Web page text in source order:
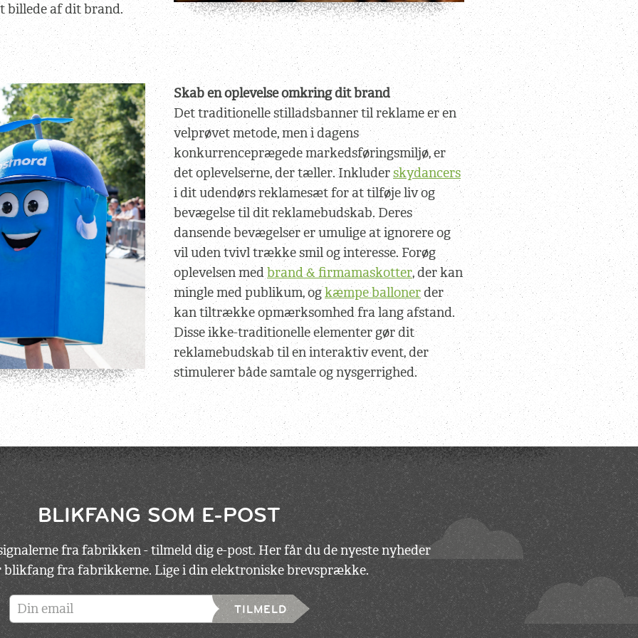
billede af dit brand.
Skab en oplevelse omkring dit brand
Det traditionelle stilladsbanner til reklame er en
velprøvet metode, men i dagens
konkurrenceprægede markedsføringsmiljø, er
det oplevelserne, der tæller. Inkluderskydancers
i dit udendørs reklamesæt for at tilføje liv og
bevægelse til dit reklamebudskab. Deres
dansende bevægelser er umulige at ignorere og
vil uden tvivl trække smil og interesse. Forøg
oplevelsen medbrand & firmamaskotter, der kan
mingle med publikum, ogkæmpe ballonerder
kan tiltrække opmærksomhed fra lang afstand.
Disse ikke-traditionelle elementer gør dit
reklamebudskab til en interaktiv event, der
stimulerer både samtale og nysgerrighed.
BLIKFANG SOM E-POST
fra fabrikken - tilmeld dig e-post. Her får du de nyeste nyheder
fra fabrikkerne. Lige i din elektroniske brevsprække.
TILMELD